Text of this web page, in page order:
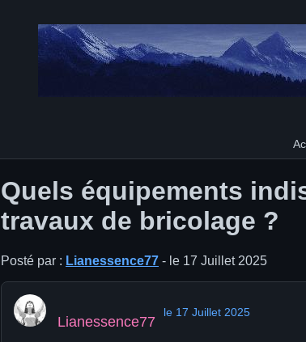
Quels équipements
travaux de bricolage ?
Posté par : Lianessence77 - le 17 Juillet 2025
Lianessence77
le 17 Juillet 2025